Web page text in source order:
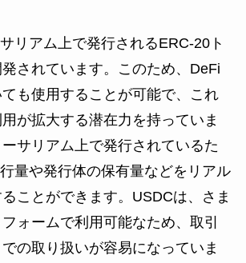
リアム上で発行されるERC-20ト
されています。このため、DeFi
も使用することが可能で、これ
が拡大する潜在力を持っていま
サリアム上で発行されているた
量や発行体の保有量などをリアル
ことができます。USDCは、さま
ォームで利用可能なため、取引
の取り扱いが容易になっていま